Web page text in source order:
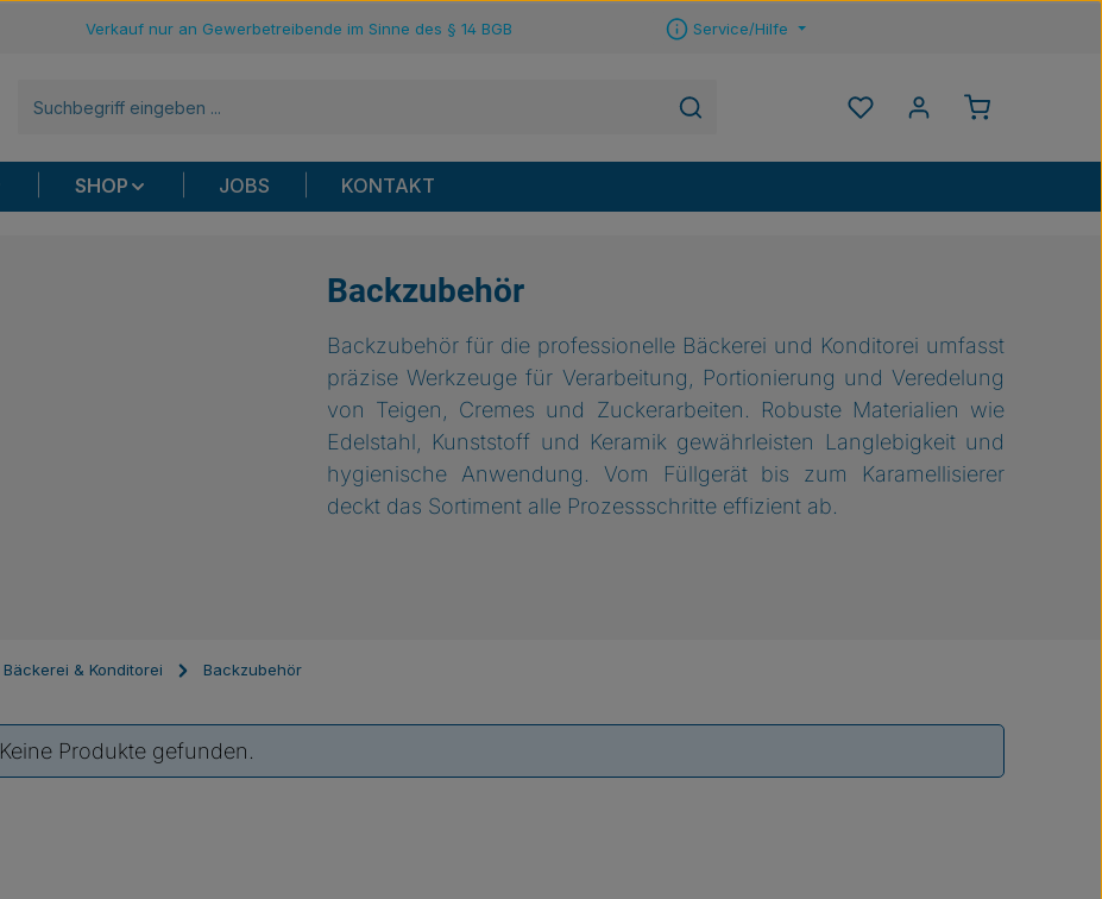
Verkauf nur an Gewerbetreibende im Sinne des § 14 BGB Service/Hilfe
Du hast 0 Produkte auf
SHOP JOBS KONTAKT
Backzubehör
Backzubehör für die professionelle Bäckerei und Konditorei umfasst
präzise Werkzeuge für Verarbeitung, Portionierung und Veredelung
von Teigen, Cremes und Zuckerarbeiten. Robuste Materialien wie
Edelstahl, Kunststoff und Keramik gewährleisten Langlebigkeit und
hygienische Anwendung. Vom Füllgerät bis zum Karamellisierer
deckt das Sortiment alle Prozessschritte effizient ab.
Bäckerei & Konditorei Backzubehör
Keine Produkte gefunden.